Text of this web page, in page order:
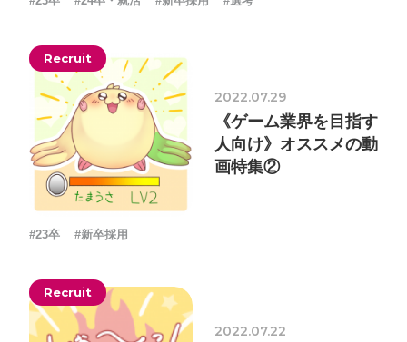
# TAGs ハッシュタグ
#22卒 #23卒 #24卒 #24卒・就活 #25卒
#27卒 #2D・3Dデザイナー #M2 #M2神甲天翔
伝 #あいさつ #アンケート #お知らせ
ムドライブ就活ちゃんねる
シフォンの創業
ストラン #デザイナー #プランナー
ログラム愛 #ゆるめの日常
Recruit
2022.07.29
《ゲーム業界を目指す
人向け》オススメの動
画特集②
#23卒 #新卒採用
Recruit
2022.07.22